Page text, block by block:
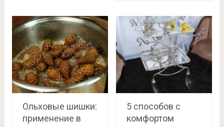
Ольховые шишки:
применение в
5 способов с
комфортом